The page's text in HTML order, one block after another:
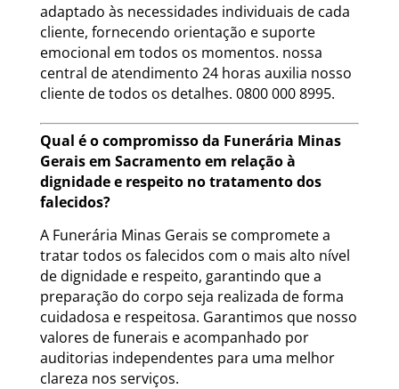
adaptado às necessidades individuais de cada
cliente, fornecendo orientação e suporte
emocional em todos os momentos. nossa
central de atendimento 24 horas auxilia nosso
cliente de todos os detalhes. 0800 000 8995.
Qual é o compromisso da Funerária Minas
Gerais em Sacramento em relação à
dignidade e respeito no tratamento dos
falecidos?
A Funerária Minas Gerais se compromete a
tratar todos os falecidos com o mais alto nível
de dignidade e respeito, garantindo que a
preparação do corpo seja realizada de forma
cuidadosa e respeitosa. Garantimos que nosso
valores de funerais e acompanhado por
auditorias independentes para uma melhor
clareza nos serviços.